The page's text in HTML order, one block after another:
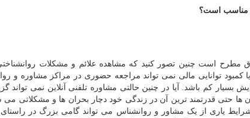
مناسب است؟
مطرح است چنین تصور کنید که مشاهده علائم و مشکلات
کمبود توانایی مالی نمی تواند مراجعه حضوری در مراکز مشاوره و
بسیار کم باشد. آیا در چنین حالتی مشاوره تلفنی آنلاین نمی تواند
ها حتی قدرتمند ترین آن در زندگی خود دچار بحران ها و مشکلاتی
یاری از یک مشاور و روانشناس می تواند گامی بزرگ در